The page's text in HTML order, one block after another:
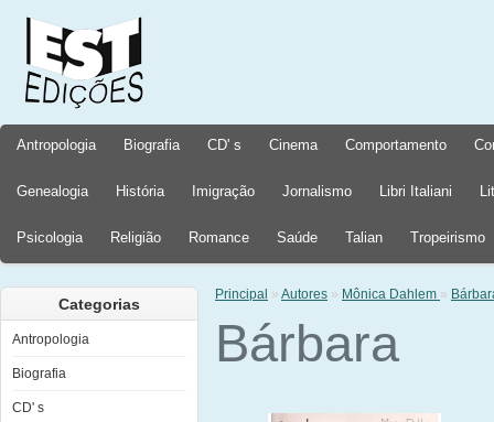
Antropologia Biografia CD' s Cinema Comportamento
Genealogia História Imigração Jornalismo Libri Italiani
Psicologia Religião Romance Saúde Talian Tropeirismo
Categorias
Antropologia
Biografia
CD' s
Principal » Autores » Mônica Dahlem »
Bárbara